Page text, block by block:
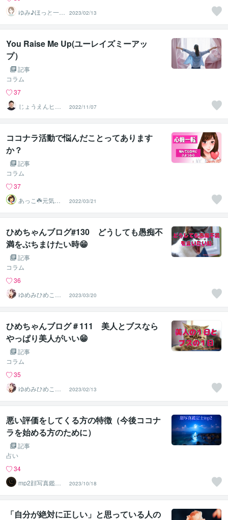
ゆみ♪ほっと一息
☘️心の拠り所
2023/02/13
You Raise Me Up(ユーレイズミーアッ
プ）
記事
コラム
37
じょうえんヒカ
ル⭐️介護業界の救
世主
2022/11/07
ココナラ活動で悩んだことってあります
か？
記事
コラム
37
あっこ☘️元気届
ける小さな幸せ
店
2022/03/21
ひめちゃんブログ#130 どうしても愚痴不
満をぶちまけたい時😁
記事
コラム
36
ゆめみひめこ☘
隣のひめこさん
2023/03/20
ひめちゃんブログ＃111 美人とブスなら
やっぱり美人がいい😁
記事
コラム
35
ゆめみひめこ☘
隣のひめこさん
2023/02/13
悪い評価をしてくる方の特徴（今後ココナ
ラを始める方のために）
記事
占い
34
mp2顔写真鑑定
士ー顔写真から
人生を分析
2023/10/18
「自分が絶対に正しい」と思っている人の